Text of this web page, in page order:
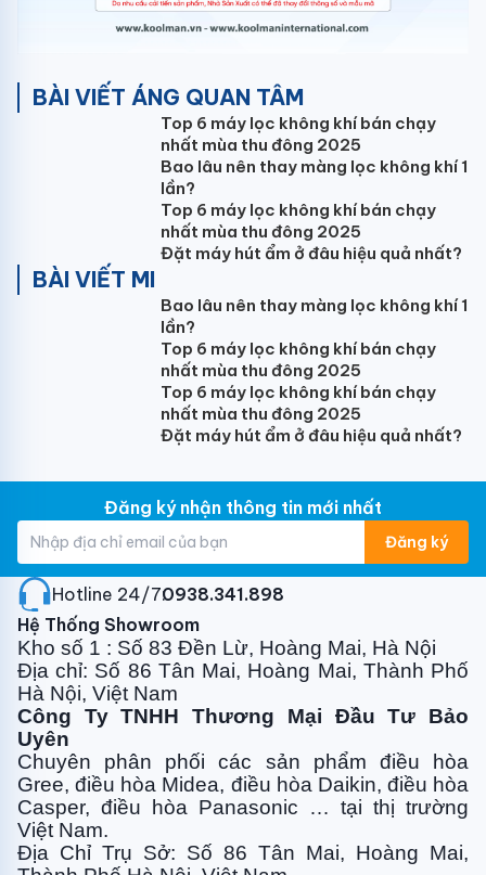
BÀI VIẾT ÁNG QUAN TÂM
Top 6 máy lọc không khí bán chạy
nhất mùa thu đông 2025
Bao lâu nên thay màng lọc không khí 1
lần?
Top 6 máy lọc không khí bán chạy
nhất mùa thu đông 2025
Đặt máy hút ẩm ở đâu hiệu quả nhất?
BÀI VIẾT MI
Bao lâu nên thay màng lọc không khí 1
lần?
Top 6 máy lọc không khí bán chạy
nhất mùa thu đông 2025
Top 6 máy lọc không khí bán chạy
nhất mùa thu đông 2025
Đặt máy hút ẩm ở đâu hiệu quả nhất?
Đăng ký nhận thông tin mới nhất
Đăng ký
Hotline 24/7:0938.341.898
Hệ Thống Showroom
Kho số 1 : Số 83 Đền Lừ, Hoàng Mai, Hà Nội
Địa chỉ: Số 86 Tân Mai, Hoàng Mai, Thành Phố
Hà Nội, Việt Nam
Công Ty TNHH Thương Mại Đầu Tư Bảo
Uyên
Chuyên phân phối các sản phẩm điều hòa
Gree, điều hòa Midea, điều hòa Daikin, điều hòa
Casper, điều hòa Panasonic … tại thị trường
Việt Nam.
Địa Chỉ Trụ Sở: Số 86 Tân Mai, Hoàng Mai,